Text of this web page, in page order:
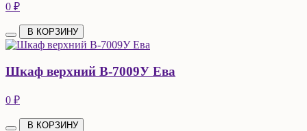
0 ₽
В КОРЗИНУ
Шкаф верхний В-7009У Ева
0 ₽
В КОРЗИНУ